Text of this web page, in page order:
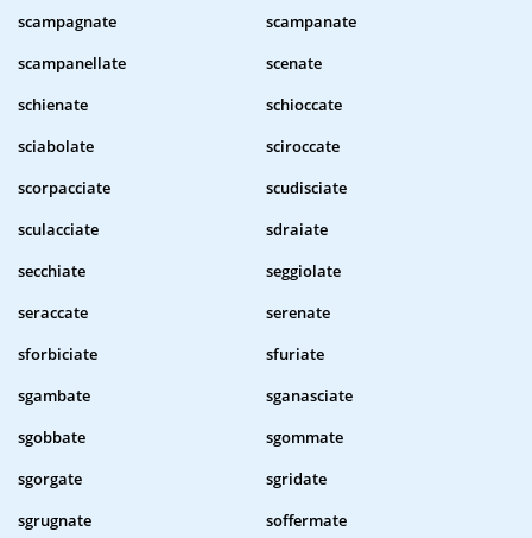
scampagnate
scampanate
scampanellate
scenate
schienate
schioccate
sciabolate
sciroccate
scorpacciate
scudisciate
sculacciate
sdraiate
secchiate
seggiolate
seraccate
serenate
sforbiciate
sfuriate
sgambate
sganasciate
sgobbate
sgommate
sgorgate
sgridate
sgrugnate
soffermate